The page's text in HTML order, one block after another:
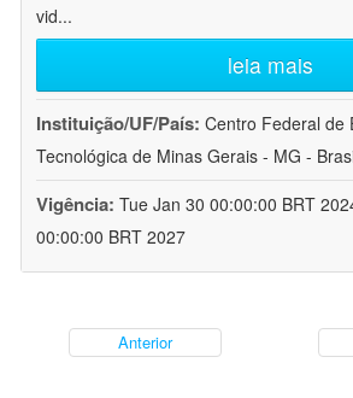
vid...
leia mais
Instituição/UF/País: Centro Federal de
Tecnológica de Minas Gerais - MG -
Vigência: Tue Jan 30 00:00:00 BRT
00:00:00 BRT 2027
Anterior